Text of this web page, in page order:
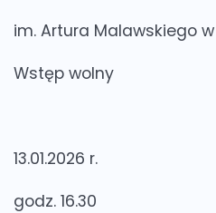
im. Artura Malawskiego
Wstęp wolny
13.01.2026 r.
godz. 16.30